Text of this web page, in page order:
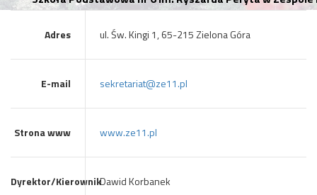
Adres ul. Św. Kingi 1, 65-215 Zielona Góra
E-mail sekretariat@ze11.pl
Strona www www.ze11.pl
Dyrektor/KierownikDawid Korbanek